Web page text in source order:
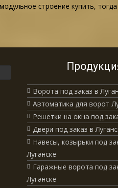
строение купить,
Ворота под заказ в
Автоматика для ворот
Решетки на окна под
Двери под заказ в
Навесы, козырьки под
Луганске
Гаражные ворота под
Луганске